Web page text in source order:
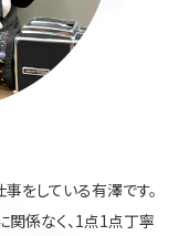
をしている有澤です。
関係なく、1点1点丁寧